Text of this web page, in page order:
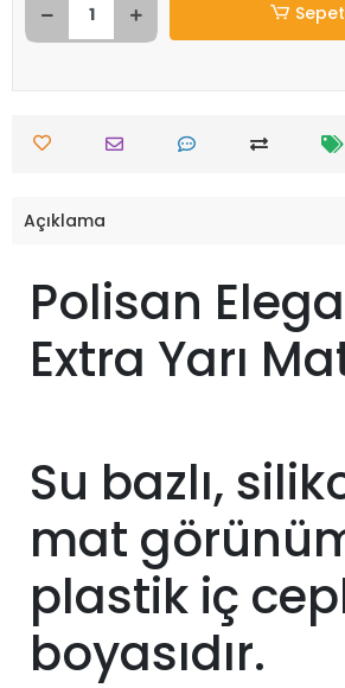
Açıklama
Polisan
Extra Yarı
Su bazlı,
mat
plastik iç
boyasıdır.